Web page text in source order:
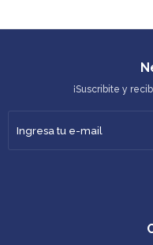
¡Suscribite y